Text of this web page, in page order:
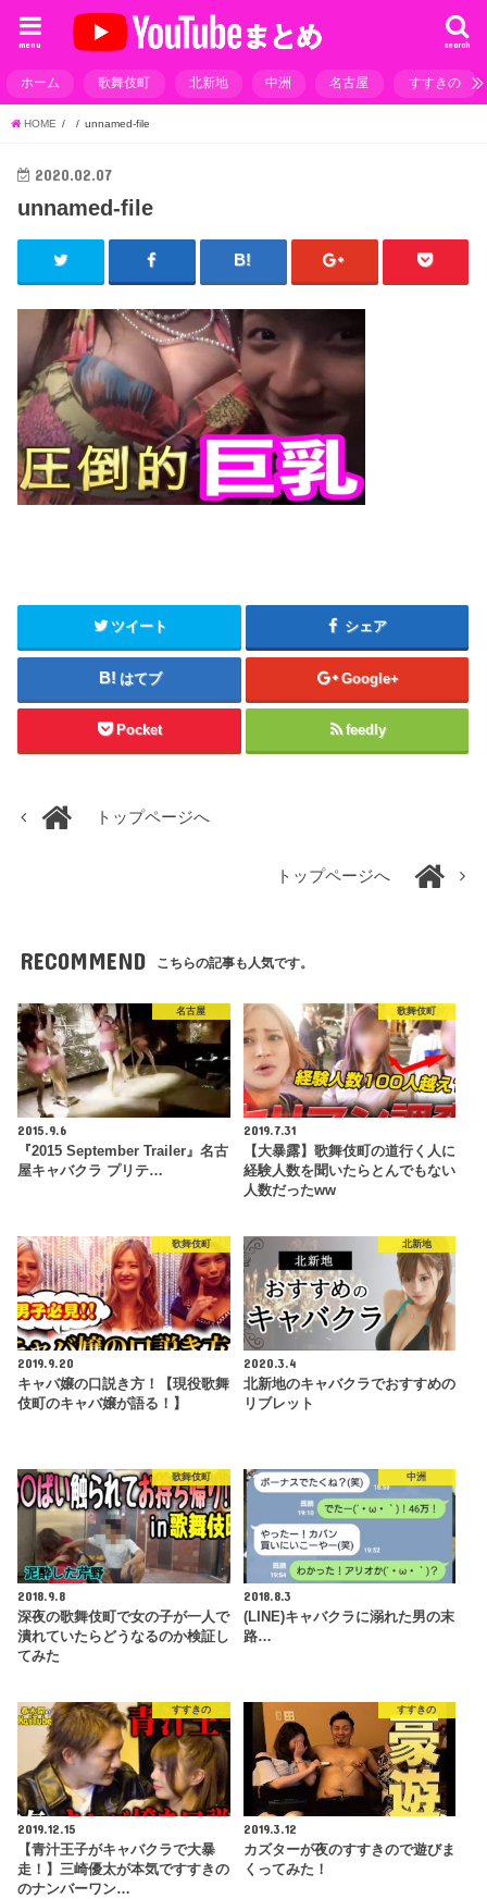
search
menu
ホーム 歌舞伎町 北新地 中洲 名古屋 すすきの
HOME unnamed-file
2020.02.07
unnamed-file
ツイート シェア
はてブ Google+
Pocket feedly
トップページへ
トップページへ
RECOMMEND こちらの記事も人気です。
名古屋
2015.9.6
『2015 September Trailer』名古
屋キャバクラ プリテ…
歌舞伎町
2019.7.31
【大暴露】歌舞伎町の道行く人に
経験人数を聞いたらとんでもない
人数だったww
歌舞伎町
2019.9.20
キャバ嬢の口説き方！【現役歌舞
伎町のキャバ嬢が語る！】
北新地
2020.3.4
北新地のキャバクラでおすすめの
リブレット
歌舞伎町
2018.9.8
深夜の歌舞伎町で女の子が一人で
潰れていたらどうなるのか検証し
てみた
中洲
2018.8.3
(LINE)キャバクラに溺れた男の末
路…
すすきの
2019.12.15
【青汁王子がキャバクラで大暴
走！】三崎優太が本気ですすきの
のナンバーワン…
すすきの
2019.3.12
カズターが夜のすすきので遊びま
くってみた！